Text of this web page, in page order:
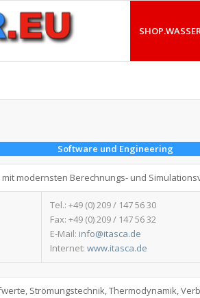
Software und Engineering
modernsten Berechnungs- und
Tel.: +49 (0) 209 / 147 56 30
Fax: +49 (0) 209 / 147 56 32
E-Mail: info@itasca.de
Internet:www.itasca.de
Strömungstechnik, Thermodynamik,